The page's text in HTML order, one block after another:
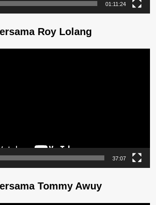
01:11:24
Roy Lolang
37:07
Tommy Awuy